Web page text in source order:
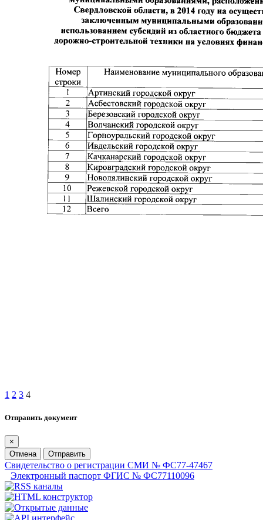
1 2 3 4
Отправить документ
×
Отмена
Отправить
Свидетельство о регистрации СМИ № ФС77-47467
Электронный паспорт ФГИС № ФС77110096